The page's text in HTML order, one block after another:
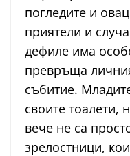
погледите и
приятели и
дефиле има
превръща
събитие.
своите тоалети,
вече не са
зрелостници,